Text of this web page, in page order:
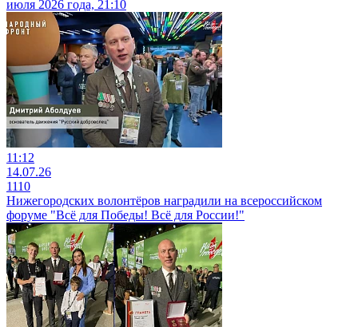
июля 2026 года, 21:10
11:12
14.07.26
1110
Нижегородских волонтёров наградили на всероссийском
форуме "Всё для Победы! Всё для России!"